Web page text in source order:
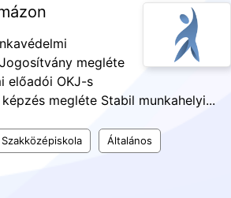
megléte
előadói OKJ-s
megléte Stabil munkahelyi...
Szakközépiskola Általános